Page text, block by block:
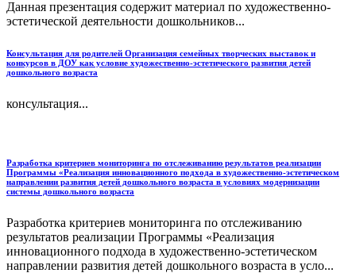
Данная презентация содержит материал по художественно-
эстетической деятельности дошкольников...
Консультация для родителей Организация семейных творческих выставок и
конкурсов в ДОУ как условие художественно-эстетического развития детей
дошкольного возраста
консультация...
Разработка критериев мониторинга по отслеживанию результатов реализации
Программы «Реализация инновационного подхода в художественно-эстетическом
направлении развития детей дошкольного возраста в условиях модернизации
системы дошкольного возраста
Разработка критериев мониторинга по отслеживанию
результатов реализации Программы «Реализация
инновационного подхода в художественно-эстетическом
направлении развития детей дошкольного возраста в усло...